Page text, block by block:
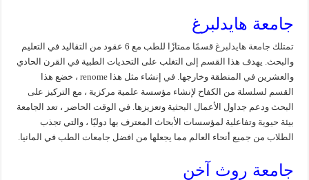
جامعة هايدلبرغ
تمتلك جامعة هايدلبرغ
قسمًا ممتازًا للطب مع 6 عقود من التقاليد في التعليم
والبحث. يهدف هذا القسم إلى التغلب على التحديات الطبية في القرن الحادي
والعشرين في المنطقة وخارجها. في إنشاء مثل هذا renome ، خضع هذا
القسم لسلسلة من الكفاح لإنشاء مؤسسة علمية مركزية ، مع التركيز على
البحث ودعم جداول الأعمال البحثية وتعزيزها. في الوقت الحاضر ، تعد الجامعة
بيئة حيوية وتفاعلية لمؤسسات الأبحاث المعترف بها دوليًا ، والتي تجذب
الطلاب من جميع أنحاء العالم مما يجعلها من افضل جامعات الطب في المانيا.
جامعة روث آخن